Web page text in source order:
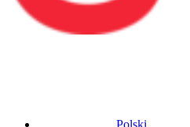
Polski